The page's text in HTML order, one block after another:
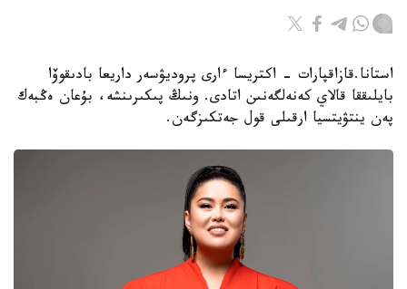
استانا.قازاقپارات - اكتريسا ءارى پروديۋسەر داريعا بادىقوۆا
بايلىققا قالاي كەنەلگەنىن اتادى. ونىڭ پىكىرىنشە، بۇعان ەڭبەك
پەن ينتۋيتسيا ارقىلى قول جەتكىزگەن.